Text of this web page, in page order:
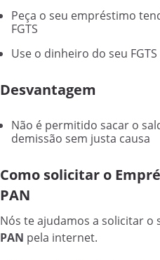
Peça o seu empréstimo
FGTS
Use o dinheiro do seu
Desvantagem
Não é permitido sacar o
demissão sem justa causa
Como solicitar o
PAN
Nós te ajudamos a solicitar o
PAN pela internet.